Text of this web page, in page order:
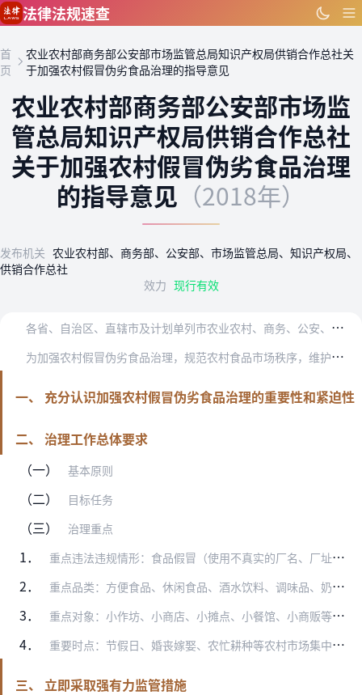
跳到主要内容
法律法规速查
首
页
农业农村部商务部公安部市场监管总局知识产权局供销合作总社关
于加强农村假冒伪劣食品治理的指导意见
农业农村部商务部公安部市场监
管总局知识产权局供销合作总社
关于加强农村假冒伪劣食品治理
的指导意见 （2018年）
发布机关 农业农村部、商务部、公安部、市场监管总局、知识产权局、
供销合作总社
效力 现行有效
各
省、自治区、直辖市及计划单列市农业农村、商务、公安、市场监管、知识产权主管部门及供销合作社：
为
加强农村假冒伪劣食品治理，规范农村食品市场秩序，维护群众健康和合法权益，扎实推进乡村振兴战略实施，现提出如下指导意见。
一、 充分认识加强农村假冒伪劣食品治理的重要性和紧迫性
二、 治理工作总体要求
（一）
基本原则
（二） 目标任务
（三） 治理重点
1． 重点违法违规情形：食品假冒（使用不真实的厂名、厂址、商标、产品名称、产品标识等信息）；侵权“山寨”（食品包装标识、文字图案等模仿其他品牌食品，误导消费者）；食品…
2． 重点品类：方便食品、休闲食品、酒水饮料、调味品、奶及奶制品、肉及肉制品等农村消费量大的食品品类。
3． 重点对象：小作坊、小商店、小摊点、小餐馆、小商贩等食品生产经营主体和农村集市、食品批发市场。
4． 重要时点：节假日、婚丧嫁娶、农忙耕种等农村市场集中消费时段。
三、 立即采取强有力监管措施